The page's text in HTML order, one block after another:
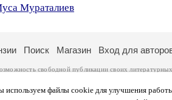
Мураталиев
используем файлы cookie для улучшения работы
Поиск Магазин Вход для
свободной публикации своих
и охраняются
. Перепечатка произведений
авторы несут самостоятельно на основании
персональных данных. Вы также можете